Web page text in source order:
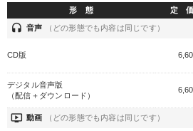
製造業 卸売・小売・飲食業
IT・サービス・金融業 コンサルタ
キーワード
形 態 定 価
headset 音声 （どの形態でも内容は同じです）
CD版
デジタル音声版
（配信＋ダウンロード）
ondemand_video 動画 （どの形態でも内容は同じです）